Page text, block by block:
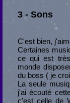
3 - Sons
C'est bien,
Certaines
ce qui est
monde
du boss ( je
La seule
j'ai écouté
c'est celle de